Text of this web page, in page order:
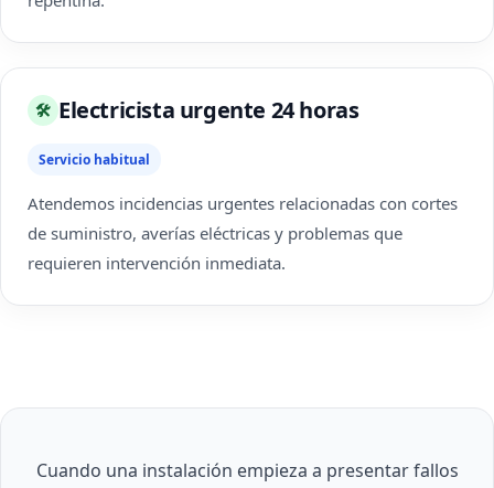
🛠 Electricista urgente 24 horas
Servicio habitual
Atendemos incidencias urgentes relacionadas con cortes
de suministro, averías eléctricas y problemas que
requieren intervención inmediata.
Cuando una instalación empieza a presentar fallos